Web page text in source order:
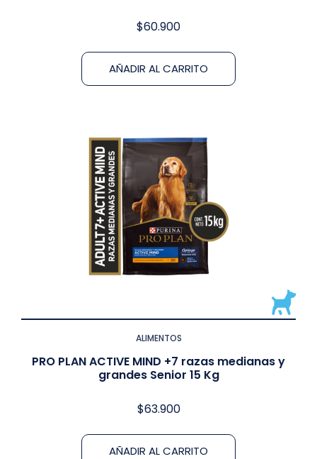
$60.900
AÑADIR AL CARRITO
ALIMENTOS
PRO PLAN ACTIVE MIND +7 razas medianas y
grandes Senior 15 Kg
$63.900
AÑADIR AL CARRITO